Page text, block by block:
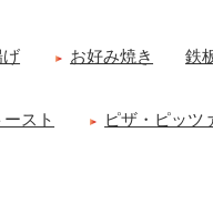
げ お好み焼き 鉄
スト ピザ・ピッツ